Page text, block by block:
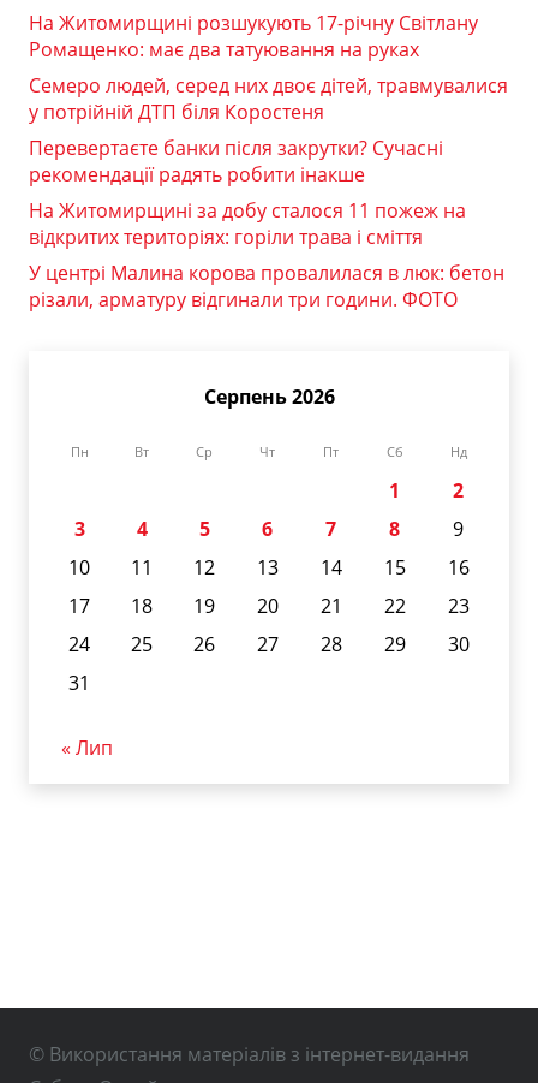
На Житомирщині розшукують 17-річну Світлану
Ромащенко: має два татуювання на руках
Семеро людей, серед них двоє дітей, травмувалися
у потрійній ДТП біля Коростеня
Перевертаєте банки після закрутки? Сучасні
рекомендації радять робити інакше
На Житомирщині за добу сталося 11 пожеж на
відкритих територіях: горіли трава і сміття
У центрі Малина корова провалилася в люк: бетон
різали, арматуру відгинали три години. ФОТО
Серпень 2026
Пн Вт Ср Чт Пт Сб Нд
1
2
3
4 5 6 7 8
9
10
11 12 13 14 15
16
17
18 19 20 21 22
23
24
25 26 27 28 29
30
31
« Лип
© Використання матеріалів з інтернет-видання